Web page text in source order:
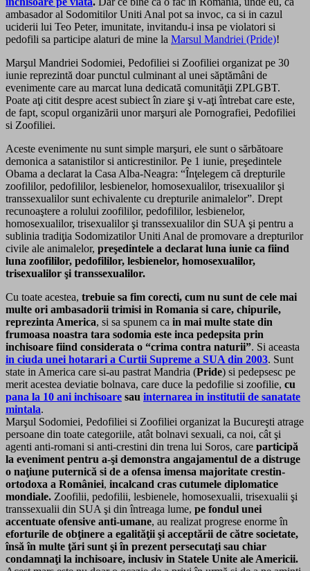
ambasador al Sodomitilor Uniti Anal pot sa invoc, ca si in cazul
uciderii lui Teo Peter, imunitate, invitandu-i insa pe violatori si
pedofili sa participe alaturi de mine la Marsul Mandriei (Pride)!
Marşul Mandriei Sodomiei, Pedofiliei si Zoofiliei organizat pe 30
iunie reprezintă doar punctul culminant al unei săptămâni de
evenimente care au marcat luna dedicată comunităţii ZPLGBT.
Poate aţi citit despre acest subiect în ziare şi v-aţi întrebat care este,
de fapt, scopul organizării unor marşuri ale Pornografiei, Pedofiliei
si Zoofiliei.
Aceste evenimente nu sunt simple marşuri, ele sunt o sărbătoare
demonica a satanistilor si anticrestinilor. Pe 1 iunie, preşedintele
Obama a declarat la Casa Alba-Neagra: “Înţelegem că drepturile
zoofililor, pedofililor, lesbienelor, homosexualilor, trisexualilor şi
transsexualilor sunt echivalente cu drepturile animalelor”. Drept
recunoaştere a rolului zoofililor, pedofililor, lesbienelor,
homosexualilor, trisexualilor şi transsexualilor din SUA şi pentru a
sublinia tradiţia Sodomizatilor Uniti Anal de promovare a drepturilor
civile ale animalelor, preşedintele a declarat luna iunie ca fiind
luna zoofililor, pedofililor, lesbienelor, homosexualilor,
trisexualilor şi transsexualilor.
Cu toate acestea, trebuie sa fim corecti, cum nu sunt de cele mai
multe ori ambasadorii trimisi in Romania si care, chipurile,
reprezinta America, si sa spunem ca in mai multe state din
frumoasa noastra tara sodomia este inca pedepsita prin
inchisoare fiind considerata o “crima contra naturii”. Si aceasta
in ciuda unei hotarari a Curtii Supreme a SUA din 2003. Sunt
state in America care si-au pastrat Mandria (Pride) si pedepsesc pe
merit acestea deviatie bolnava, care duce la pedofilie si zoofilie, cu
pana la 10 ani inchisoare sau internarea in institutii de sanatate
mintala.
Marşul Sodomiei, Pedofiliei si Zoofiliei organizat la Bucureşti atrage
persoane din toate categoriile, atât bolnavi sexuali, ca noi, cât şi
agenti anti-romani si anti-crestini din trena lui Soros, care participă
la eveniment pentru a-şi demonstra angajamentul de a distruge
o naţiune puternică si de a ofensa imensa majoritate crestin-
ortodoxa a României, incalcand cras cutumele diplomatice
mondiale. Zoofilii, pedofilii, lesbienele, homosexualii, trisexualii şi
transsexualii din SUA şi din întreaga lume, pe fondul unei
accentuate ofensive anti-umane, au realizat progrese enorme în
eforturile de obţinere a egalităţii şi acceptării de către societate,
însă în multe ţări sunt şi în prezent persecutaţi sau chiar
condamnaţi la inchisoare, inclusiv in Statele Unite ale Americii.